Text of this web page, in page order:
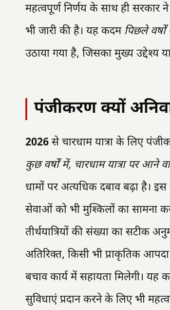
महत्वपूर्ण निर्णय के साथ ही सरकार
भी जारी की है। यह कदम पिछले
उठाया गया है, जिसका मुख्य उद्देश्य
पंजीकरण क्यों
2026 से चारधाम यात्रा के लिए
कुछ वर्षों में, चारधाम यात्रा पर आने
धामों पर अत्यधिक दबाव बढ़ा है।
सेवाओं को भी मुश्किलों का सामना
तीर्थयात्रियों की संख्या का सटीक
अतिरिक्त, किसी भी प्राकृतिक
बचाव कार्य में सहायता मिलेगी। यह
सुविधाएं प्रदान करने के लिए भी